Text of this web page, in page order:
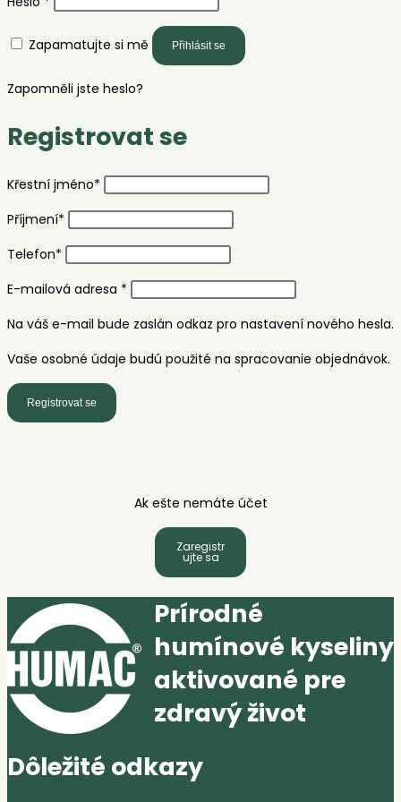
Zapamatujte si mě Přihlásit se
Zapomněli jste heslo?
Registrovat se
Křestní jméno*
Příjmení*
Telefon*
E-mailová adresa * Povinné
Na váš e-mail bude zaslán odkaz pro nastavení nového hesla.
Vaše osobné údaje budú použité na spracovanie objednávok.
Registrovat se
Ak ešte nemáte účet
Zaregistr
ujte sa
Prírodné
humínové kyseliny
aktivované pre
zdravý život
Dôležité odkazy